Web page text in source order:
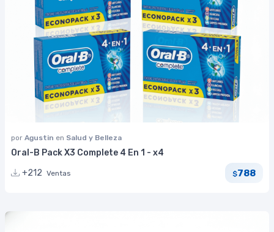
por Agustin en Salud y Belleza
Oral-B Pack X3 Complete 4 En 1 - x4
+212 Ventas $788